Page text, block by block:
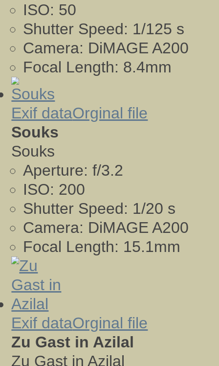
ISO: 50
Shutter Speed: 1/125 s
Camera: DiMAGE A200
Focal Length: 8.4mm
Exif dataOrginal file
Souks
Souks
Aperture: f/3.2
ISO: 200
Shutter Speed: 1/20 s
Camera: DiMAGE A200
Focal Length: 15.1mm
Exif dataOrginal file
Zu Gast in Azilal
Zu Gast in Azilal